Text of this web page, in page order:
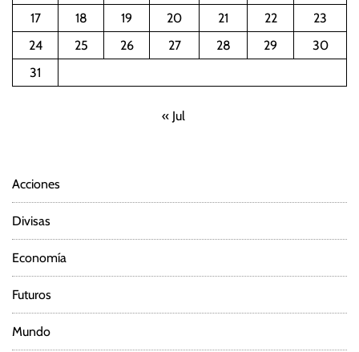
17
18 19 20 21 22
23
24
25 26 27 28 29
30
31
« Jul
Acciones
Divisas
Economía
Futuros
Mundo